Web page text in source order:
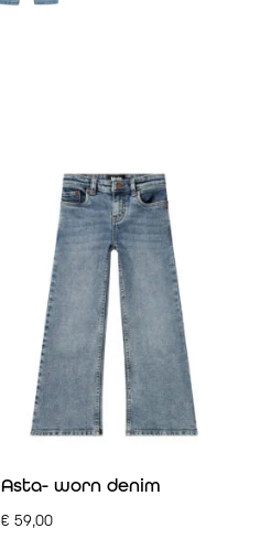
Asta- worn denim
€ 59,00